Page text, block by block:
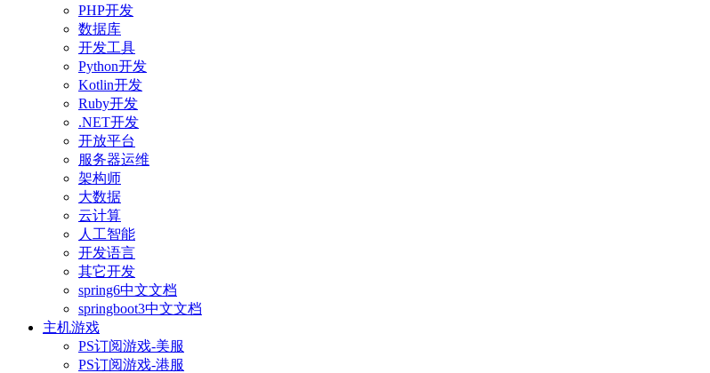
PHP开发
数据库
开发工具
Python开发
Kotlin开发
Ruby开发
.NET开发
开放平台
服务器运维
架构师
大数据
云计算
人工智能
开发语言
其它开发
spring6中文文档
springboot3中文文档
主机游戏
PS订阅游戏-美服
PS订阅游戏-港服